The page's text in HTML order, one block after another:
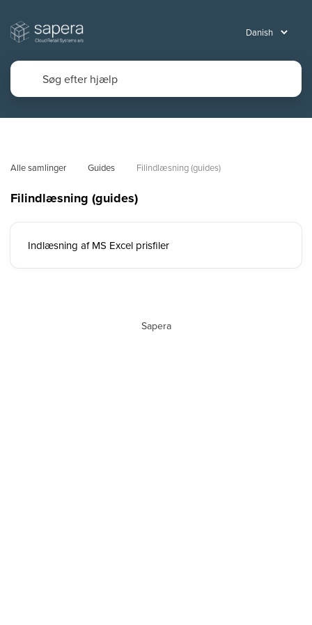
Alle samlinger Guides Filindlæsning (guides)
Filindlæsning (guides)
Indlæsning af MS Excel prisfiler
Sapera